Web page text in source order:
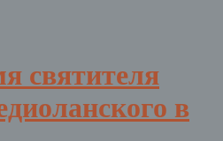
святителя
в